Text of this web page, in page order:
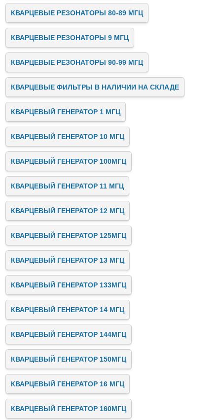
КВАРЦЕВЫЕ РЕЗОНАТОРЫ 80-89 МГЦ
КВАРЦЕВЫЕ РЕЗОНАТОРЫ 9 МГЦ
КВАРЦЕВЫЕ РЕЗОНАТОРЫ 90-99 МГЦ
КВАРЦЕВЫЕ ФИЛЬТРЫ В НАЛИЧИИ НА СКЛАДЕ
КВАРЦЕВЫЙ ГЕНЕРАТОР 1 МГЦ
КВАРЦЕВЫЙ ГЕНЕРАТОР 10 МГЦ
КВАРЦЕВЫЙ ГЕНЕРАТОР 100МГЦ
КВАРЦЕВЫЙ ГЕНЕРАТОР 11 МГЦ
КВАРЦЕВЫЙ ГЕНЕРАТОР 12 МГЦ
КВАРЦЕВЫЙ ГЕНЕРАТОР 125МГЦ
КВАРЦЕВЫЙ ГЕНЕРАТОР 13 МГЦ
КВАРЦЕВЫЙ ГЕНЕРАТОР 133МГЦ
КВАРЦЕВЫЙ ГЕНЕРАТОР 14 МГЦ
КВАРЦЕВЫЙ ГЕНЕРАТОР 144МГЦ
КВАРЦЕВЫЙ ГЕНЕРАТОР 150МГЦ
КВАРЦЕВЫЙ ГЕНЕРАТОР 16 МГЦ
КВАРЦЕВЫЙ ГЕНЕРАТОР 160МГЦ